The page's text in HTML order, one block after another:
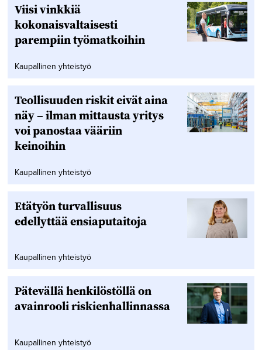
Viisi vinkkiä
kokonaisvaltaisesti
parempiin työmatkoihin
Kaupallinen yhteistyö
Teollisuuden riskit eivät aina
näy – ilman mittausta yritys
voi panostaa vääriin
keinoihin
Kaupallinen yhteistyö
Etätyön turvallisuus
edellyttää ensiaputaitoja
Kaupallinen yhteistyö
Pätevällä henkilöstöllä on
avainrooli riskienhallinnassa
Kaupallinen yhteistyö